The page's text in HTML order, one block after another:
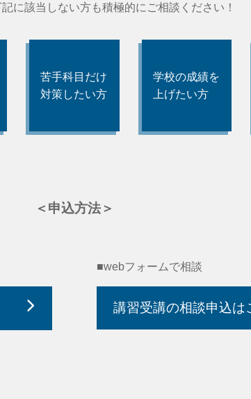
に該当しない方も積極的にご相談ください！
苦手科目だけ
対策したい方
学校の成績を
上げたい方
＜申込方法＞
■webフォームで相談
講習受講の相談申込は